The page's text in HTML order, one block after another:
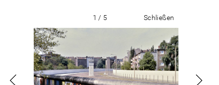
1 / 5 Schließen